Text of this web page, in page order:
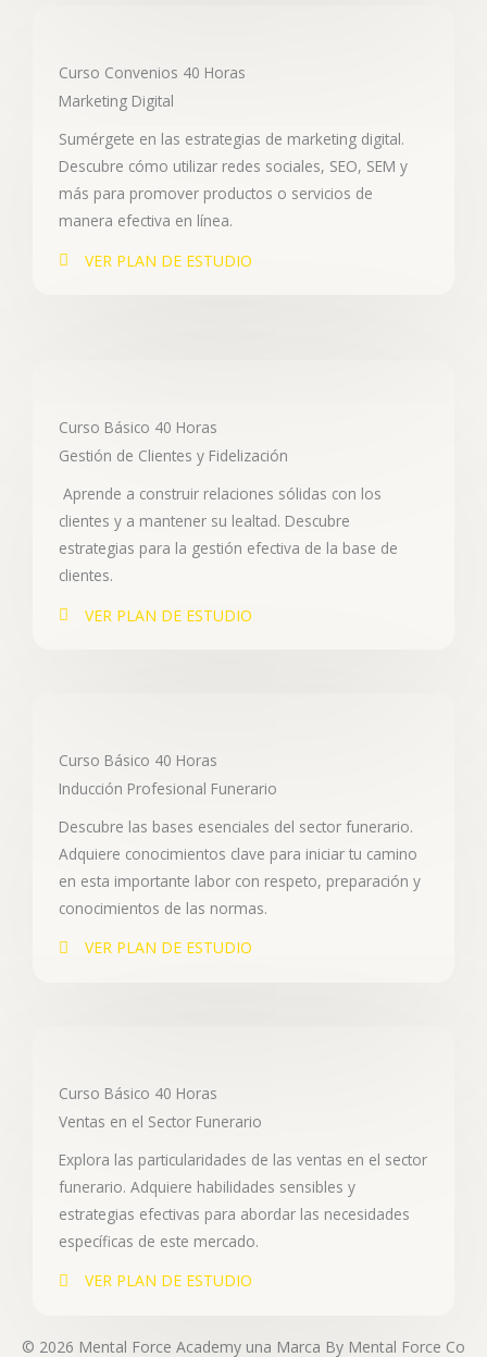
Curso Convenios 40 Horas
Marketing Digital
Sumérgete en las estrategias de marketing digital.
Descubre cómo utilizar redes sociales, SEO, SEM y
más para promover productos o servicios de
manera efectiva en línea.
VER PLAN DE ESTUDIO
Curso Básico 40 Horas
Gestión de Clientes y Fidelización
Aprende a construir relaciones sólidas con los
clientes y a mantener su lealtad. Descubre
estrategias para la gestión efectiva de la base de
clientes.
VER PLAN DE ESTUDIO
Curso Básico 40 Horas
Inducción Profesional Funerario
Descubre las bases esenciales del sector funerario.
Adquiere conocimientos clave para iniciar tu camino
en esta importante labor con respeto, preparación y
conocimientos de las normas.
VER PLAN DE ESTUDIO
Curso Básico 40 Horas
Ventas en el Sector Funerario
Explora las particularidades de las ventas en el sector
funerario. Adquiere habilidades sensibles y
estrategias efectivas para abordar las necesidades
específicas de este mercado.
VER PLAN DE ESTUDIO
© 2026 Mental Force Academy una Marca By Mental Force Co